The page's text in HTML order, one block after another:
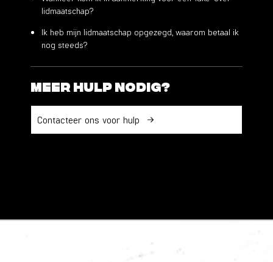
lidmaatschap?
Ik heb mijn lidmaatschap opgezegd, waarom betaal ik
nog steeds?
Meer hulp nodig?
Contacteer ons voor hulp